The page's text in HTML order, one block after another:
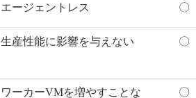
エージェントレス 〇
生産性能に影響を与えない 〇
ワーカーVMを増やすことな 〇